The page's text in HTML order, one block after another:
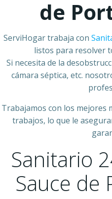
de
ServiHogar trabaja con
listos para resolver
Si necesita de la
cámara séptica, etc.
Trabajamos con los mejores
trabajos, lo que le
Sanitario
Sauce de